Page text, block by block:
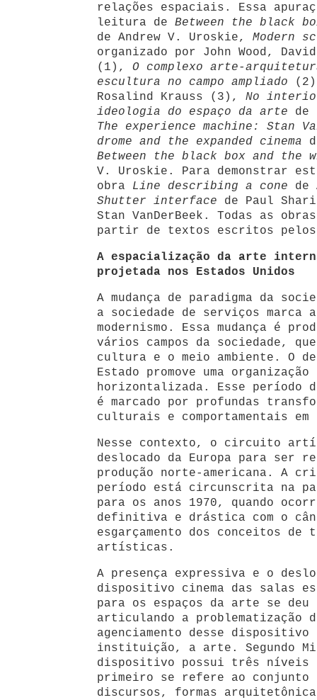
relações espaciais. Essa
leitura de Between the black
de Andrew V. Uroskie, Modern
organizado por John Wood,
(1), O complexo arte-
escultura no campo ampliado
Rosalind Krauss (3), No
ideologia do espaço da arte de
The experience machine: Stan
drome and the expanded cinema
Between the black box and the
V. Uroskie. Para demonstrar
obra Line describing a cone de
Shutter interface de Paul
Stan VanDerBeek. Todas as
partir de textos escritos
A espacialização da arte
projetada nos Estados Unidos
A mudança de paradigma da
a sociedade de serviços marca
modernismo. Essa mudança é
vários campos da sociedade,
cultura e o meio ambiente. O
Estado promove uma
horizontalizada. Esse período
é marcado por profundas
culturais e comportamentais em
Nesse contexto, o circuito
deslocado da Europa para ser
produção norte-americana. A
período está circunscrita na
para os anos 1970, quando
definitiva e drástica com o
esgarçamento dos conceitos de
artísticas.
A presença expressiva e o
dispositivo cinema das salas
para os espaços da arte se
articulando a problematização
agenciamento desse dispositivo
instituição, a arte. Segundo
dispositivo possui três níveis
primeiro se refere ao conjunto
discursos, formas